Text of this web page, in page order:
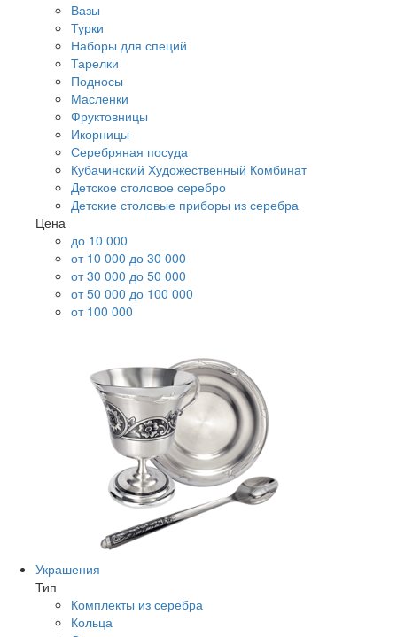
Вазы
Турки
Наборы для специй
Тарелки
Подносы
Масленки
Фруктовницы
Икорницы
Серебряная посуда
Кубачинский Художественный Комбинат
Детское столовое серебро
Детские столовые приборы из серебра
Цена
до 10 000
от 10 000 до 30 000
от 30 000 до 50 000
от 50 000 до 100 000
от 100 000
Украшения
Тип
Комплекты из серебра
Кольца